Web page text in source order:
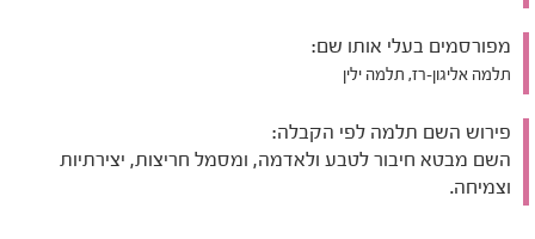
מפורסמים בעלי אותו שם:
תלמה אליגון-רז, תלמה ילין
פירוש השם תלמה לפי הקבלה:
השם מבטא חיבור לטבע ולאדמה, ומסמל חריצות, יצירתיות
וצמיחה.